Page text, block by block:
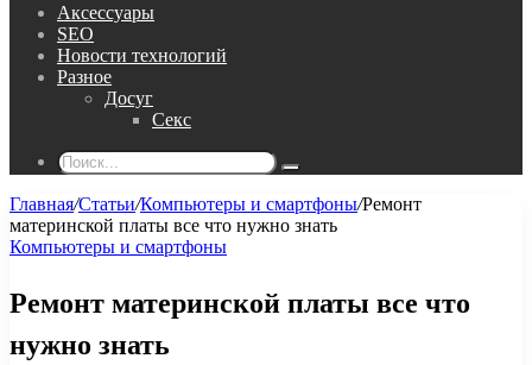
Аксессуары
SEO
Новости технологий
Разное
Досуг
Секс
Поиск...
Главная/Статьи/Компьютеры и смартфоны/Ремонт
материнской платы все что нужно знать
Компьютеры и смартфоны
Ремонт материнской платы все что
нужно знать